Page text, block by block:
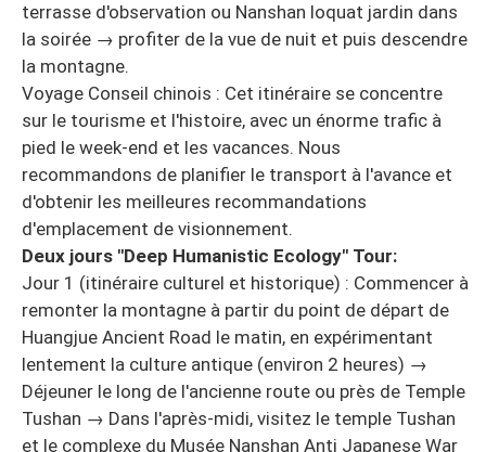
terrasse d'observation ou Nanshan loquat jardin dans
la soirée → profiter de la vue de nuit et puis descendre
la montagne.
Voyage Conseil chinois : Cet itinéraire se concentre
sur le tourisme et l'histoire, avec un énorme trafic à
pied le week-end et les vacances. Nous
recommandons de planifier le transport à l'avance et
d'obtenir les meilleures recommandations
d'emplacement de visionnement.
Deux jours "Deep Humanistic Ecology" Tour:
Jour 1 (itinéraire culturel et historique) : Commencer à
remonter la montagne à partir du point de départ de
Huangjue Ancient Road le matin, en expérimentant
lentement la culture antique (environ 2 heures) →
Déjeuner le long de l'ancienne route ou près de Temple
Tushan → Dans l'après-midi, visitez le temple Tushan
et le complexe du Musée Nanshan Anti Japanese War